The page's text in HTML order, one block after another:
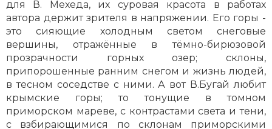
для В. Мехеда, их суровая красота в работах
автора держит зрителя в напряжении. Его горы -
это сияющие холодным светом снеговые
вершины, отражённые в тёмно-бирюзовой
прозрачности горных озер; склоны,
припорошенные ранним снегом и жизнь людей,
в тесном соседстве с ними. А вот В.Бугай любит
крымские горы; то тонущие в томном
приморском мареве, с контрастами света и тени,
с взбирающимися по склонам приморскими